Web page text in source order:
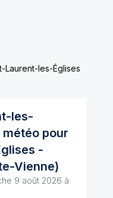
Laurent-les-Églises
les-
pour
-
Vienne)
9 août 2026 à